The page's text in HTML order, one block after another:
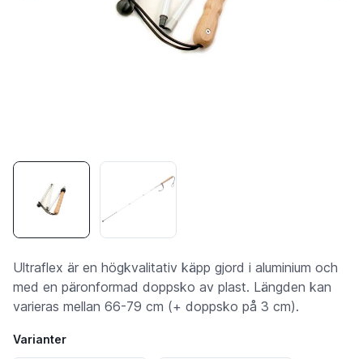
Ultraflex är en högkvalitativ käpp gjord i aluminium och
med en päronformad doppsko av plast. Längden kan
varieras mellan 66-79 cm (+ doppsko på 3 cm).
Varianter